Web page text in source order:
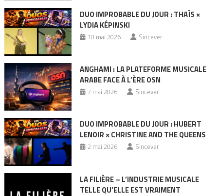
DUO IMPROBABLE DU JOUR : THAÏS ×
LYDIA KÉPINSKI
10 mai 2026 Sincever
ANGHAMI : LA PLATEFORME MUSICALE
ARABE FACE À L’ÈRE OSN
7 mai 2026 Sincever
DUO IMPROBABLE DU JOUR : HUBERT
LENOIR × CHRISTINE AND THE QUEENS
2 mai 2026 Sincever
LA FILIÈRE – L’INDUSTRIE MUSICALE
TELLE QU’ELLE EST VRAIMENT